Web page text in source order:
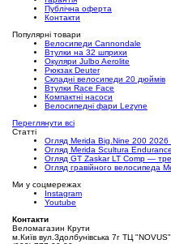
Публічна оферта
Контакти
Популярні товари
Велосипеди Cannondale
Втулки на 32 шприхи
Окуляри Julbo Aerolite
Рюкзак Deuter
Складні велосипеди 20 дюймів
Втулки Race Face
Компактні насоси
Велосипедні фари Lezyne
Переглянути всі
Статті
Огляд Merida Big.Nine 200
Огляд Merida Scultura
Огляд GT Zaskar LT Comp —
Огляд гравійного велосипеда
Ми у соцмережах
Instagram
Youtube
Контакти
Веломагазин Крути
м.Київ вул.Здолбунівська 7г ТЦ "NOVUS"